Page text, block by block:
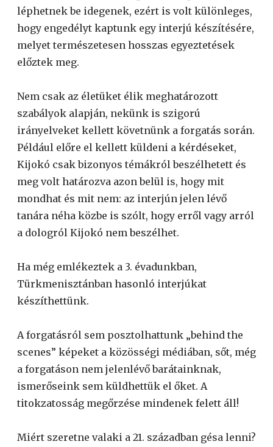
léphetnek be idegenek, ezért is volt különleges,
hogy engedélyt kaptunk egy interjú készítésére,
melyet természetesen hosszas egyeztetések
előztek meg.
Nem csak az életüket élik meghatározott
szabályok alapján, nekünk is szigorú
irányelveket kellett követnünk a forgatás során.
Például előre el kellett küldeni a kérdéseket,
Kijokó csak bizonyos témákról beszélhetett és
meg volt határozva azon belül is, hogy mit
mondhat és mit nem: az interjún jelen lévő
tanára néha közbe is szólt, hogy erről vagy arról
a dologról Kijokó nem beszélhet.
Ha még emlékeztek a 3. évadunkban,
Türkmenisztánban hasonló interjúkat
készíthettünk.
A forgatásról sem posztolhattunk „behind the
scenes” képeket a közösségi médiában, sőt, még
a forgatáson nem jelenlévő barátainknak,
ismerőseink sem küldhettük el őket. A
titokzatosság megőrzése mindenek felett áll!
Miért szeretne valaki a 21. században gésa lenni?